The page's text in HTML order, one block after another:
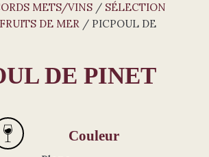
METS/VINS / SÉLECTION
DE MER / PICPOUL DE
DE PINET
Couleur